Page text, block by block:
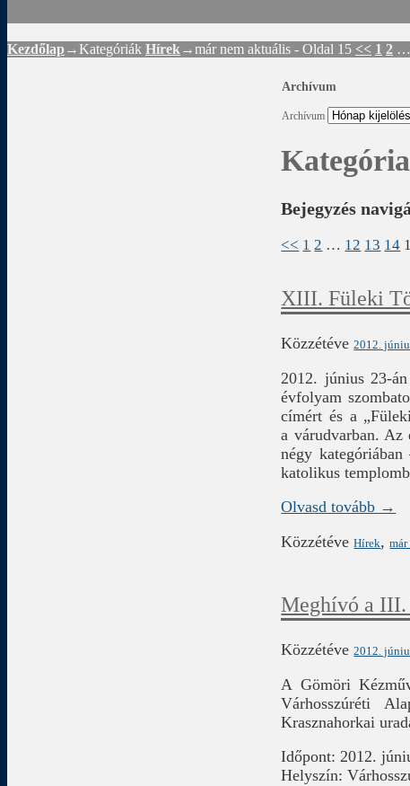
Kezdőlap →Kategóriák Hírek →már nem aktuális - Oldal 15 << 1 2 …
Archívum
Archívum
Bejegyzés
<< 1 2 … 12 13 14
XIII. Füleki
Közzétéve2012.
2012. június 23-
évfolyam
címért és a
a várudvarban. Az
négy
katolikus
Olvasd tovább →
Közzétéve Hírek,
Meghívó a III.
Közzétéve2012.
A Gömöri
Várhosszúréti
Krasznahorkai
Időpont: 2012.
Helyszín: